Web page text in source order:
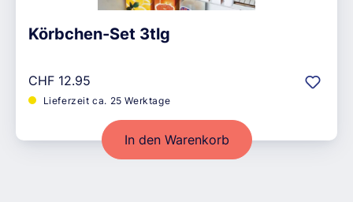
Körbchen-Set 3tlg
Regulärer Preis:
CHF 12.95
Lieferzeit ca. 25 Werktage
In den Warenkorb